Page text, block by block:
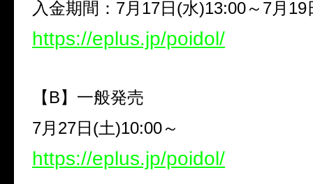
入金期間： 7月 17日 (水)13:00～ 7月 19
https://eplus.jp/poidol/
【 B】一般発売
7月 27日 (土)10:00～
https://eplus.jp/poidol/